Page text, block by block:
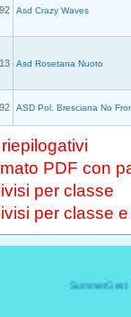
Asd Crazy Waves
Asd Rosetana Nuoto
ASD Pol. Bresciana No
PDF con
per classe
per classe